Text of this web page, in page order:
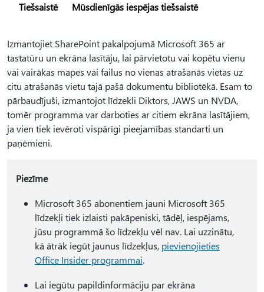
Tiešsaistē Mūsdienīgās iespējas tiešsaistē
Izmantojiet SharePoint pakalpojumā Microsoft 365 ar
tastatūru un ekrāna lasītāju, lai pārvietotu vai kopētu vienu
vai vairākas mapes vai failus no vienas atrašanās vietas uz
citu atrašanās vietu tajā pašā dokumentu bibliotēkā. Esam to
pārbaudījuši, izmantojot līdzekli Diktors, JAWS un NVDA,
tomēr programma var darboties ar citiem ekrāna lasītājiem,
ja vien tiek ievēroti vispārīgi pieejamības standarti un
paņēmieni.
Piezīme
Microsoft 365 abonentiem jauni Microsoft 365
līdzekļi tiek izlaisti pakāpeniski, tādēļ, iespējams,
jūsu programmā šo līdzekļu vēl nav. Lai uzzinātu,
kā ātrāk iegūt jaunus līdzekļus, pievienojieties
Office Insider programmai.
Lai iegūtu papildinformāciju par ekrāna